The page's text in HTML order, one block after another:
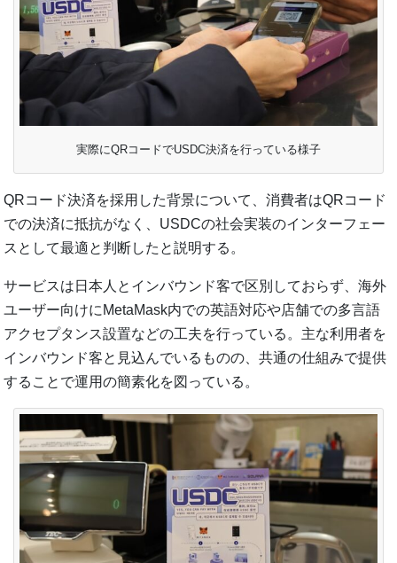
実際にQRコードでUSDC決済を行っている様子
QRコード決済を採用した背景について、消費者はQRコード
での決済に抵抗がなく、USDCの社会実装のインターフェー
スとして最適と判断したと説明する。
サービスは日本人とインバウンド客で区別しておらず、海外
ユーザー向けにMetaMask内での英語対応や店舗での多言語
アクセプタンス設置などの工夫を行っている。主な利用者を
インバウンド客と見込んでいるものの、共通の仕組みで提供
することで運用の簡素化を図っている。